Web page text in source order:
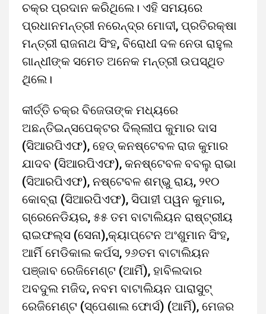
ଚକ୍ର ପ୍ରଦାନ କରିଥିଲେ। ଏହି ସମୟରେ
ପ୍ରଧାନମନ୍ତ୍ରୀ ନରେନ୍ଦ୍ର ମୋଦୀ, ପ୍ରତିରକ୍ଷା
ମନ୍ତ୍ରୀ ରାଜନାଥ ସିଂହ, ବିରୋଧୀ ଦଳ ନେତା ରାହୁଲ
ଗାନ୍ଧୀଙ୍କ ସମେତ ଅନେକ ମନ୍ତ୍ରୀ ଉପସ୍ଥିତ
ଥିଲେ।
କୀର୍ତ୍ତି ଚକ୍ର ବିଜେତାଙ୍କ ମଧ୍ୟରେ
ଅଛନ୍ତିଇନ୍ସପେକ୍ଟର ଦିଲ୍ଲୀପ କୁମାର ଦାସ
(ସିଆରପିଏଫ), ହେଡ୍ କନଷ୍ଟେବଳ ରାଜ କୁମାର
ଯାଦବ (ସିଆରପିଏଫ), କନଷ୍ଟେବଳ ବବଲୁ ରାଭା
(ସିଆରପିଏଫ), ନଷ୍ଟେବଳ ଶମ୍ଭୁ ରାୟ, ୨୧୦
କୋବ୍ରା (ସିଆରପିଏଫ), ସିପାହୀ ପୱନ କୁମାର,
ଗ୍ରେନେଡିୟର, ୫୫ ତମ ବାଟାଲିୟନ ରାଷ୍ଟ୍ରୀୟ
ରାଇଫଲ୍ସ (ସେନା),କ୍ୟାପ୍ଟେନ ଅଂଶୁମାନ ସିଂହ,
ଆର୍ମି ମେଡିକାଲ କର୍ପସ, ୨୬ତମ ବାଟାଲିୟନ
ପଞ୍ଜାବ ରେଜିମେଣ୍ଟ (ଆର୍ମି), ହାବିଲଦାର
ଅବଦୁଲ ମଜିଦ, ନବମ ବାଟାଲିୟନ ପାରାସୁଟ୍
ରେଜିମେଣ୍ଟ (ସ୍ପେଶାଲ ଫୋର୍ସ) (ଆର୍ମି), ମେଜର